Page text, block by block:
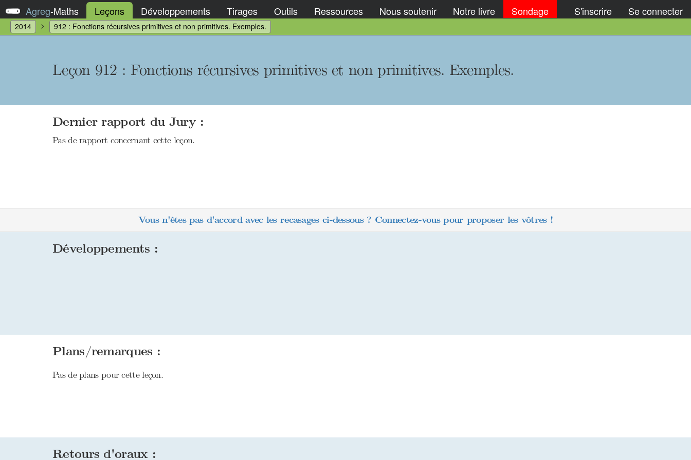
Agreg-Maths Leçons Développements Tirages Outils Ressources Nous soutenir Notre livre Sondage S'inscrire Se connecter
2014 912 : Fonctions récursives primitives et non primitives. Exemples.
Leçon 912 : Fonctions récursives primitives et non primitives. Exemples.
Dernier rapport du Jury :
Pas de rapport concernant cette leçon.
Vous n'êtes pas d'accord avec les recasages ci-dessous ? Connectez-vous pour proposer les vôtres !
Développements :
Plans/remarques :
Pas de plans pour cette leçon.
Retours d'oraux :